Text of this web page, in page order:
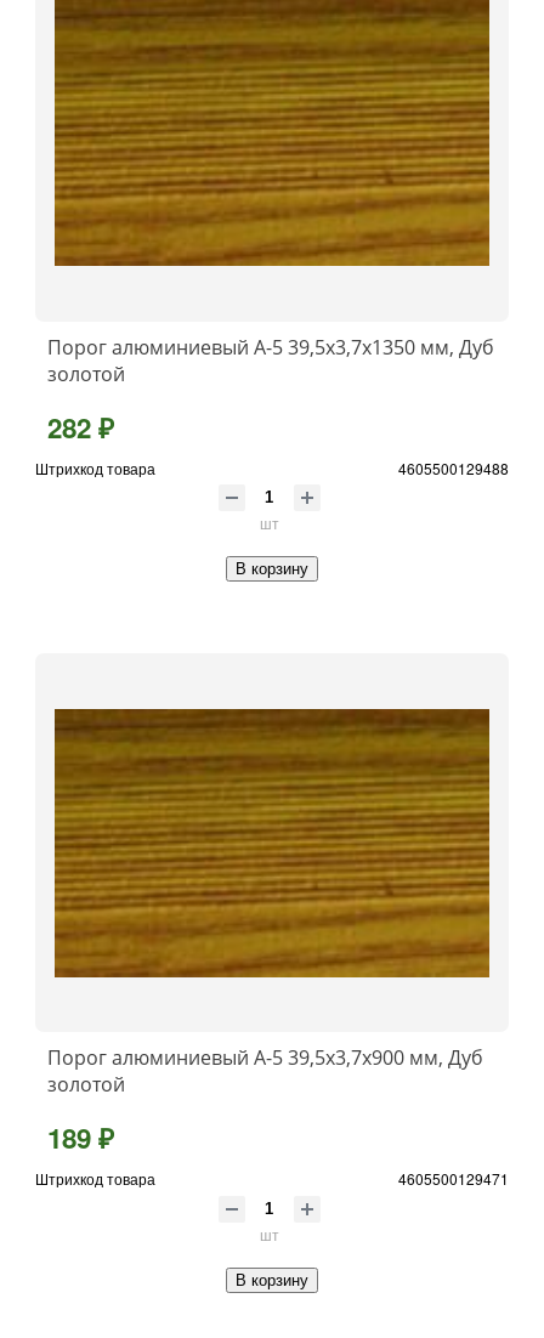
Порог алюминиевый А-5 39,5х3,7x1350 мм, Дуб
золотой
282 ₽
Штрихкод товара 4605500129488
шт
В корзину
Порог алюминиевый А-5 39,5х3,7x900 мм, Дуб
золотой
189 ₽
Штрихкод товара 4605500129471
шт
В корзину